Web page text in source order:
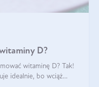
D?
witaminę D? Tak!
idealnie, bo wciąż